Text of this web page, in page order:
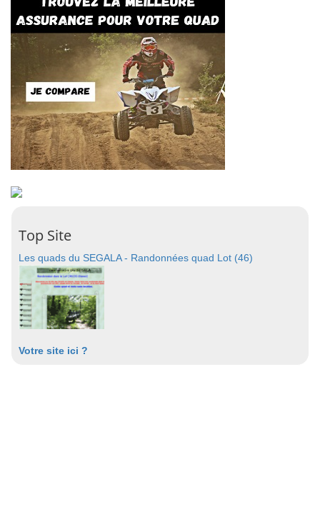
Top Site
Les quads du SEGALA - Randonnées quad Lot (46)
Votre site ici ?